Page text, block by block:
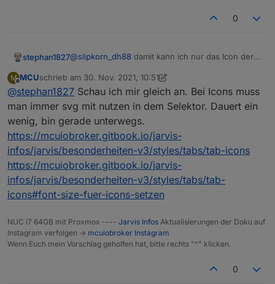
0
stephan1827@slipkorn_dh88 damit kann ich nur das Icon der
zu ändern. Ich habe mal mit font-size
herumgespielt, aber da tut sich leider nichts.
Hinter
.jarvis-tabs-container
muss noch irgendwas dahinter das mir Zigriff auf
die Icons in dem Tab gibt...
M
Offline
MCUschrieb am 30. Nov. 2021, 10:51
zuletzt editiert von MCU
@stephan1827 Schau ich mir gleich an. Bei Icons muss
man immer svg mit nutzen in dem Selektor. Dauert ein
wenig, bin gerade unterwegs.
https://mcuiobroker.gitbook.io/jarvis-
infos/jarvis/besonderheiten-v3/styles/tabs/tab-icons
https://mcuiobroker.gitbook.io/jarvis-
infos/jarvis/besonderheiten-v3/styles/tabs/tab-
icons#font-size-fuer-icons-setzen
NUC i7 64GB mit Proxmox ---- Jarvis Infos Aktualisierungen der Doku auf
Instagram verfolgen -> mcuiobroker Instagram
Wenn Euch mein Vorschlag geholfen hat, bitte rechts "^" klicken.
0